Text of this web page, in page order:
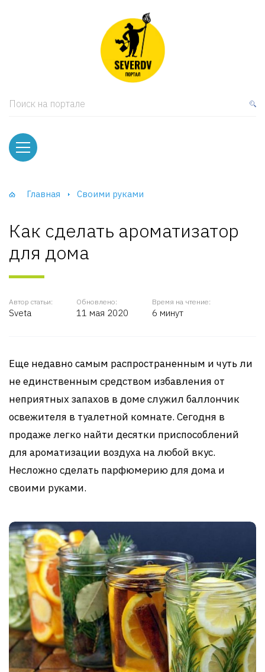
Поиск на портале
Главная Своими руками
Как сделать ароматизатор
для дома
Автор статьи:
Sveta
Обновлено:
11 мая 2020
Время на чтение:
6 минут
Еще недавно самым распространенным и чуть ли
не единственным средством избавления от
неприятных запахов в доме служил баллончик
освежителя в туалетной комнате. Сегодня в
продаже легко найти десятки приспособлений
для ароматизации воздуха на любой вкус.
Несложно сделать парфюмерию для дома и
своими руками.
и тумбы